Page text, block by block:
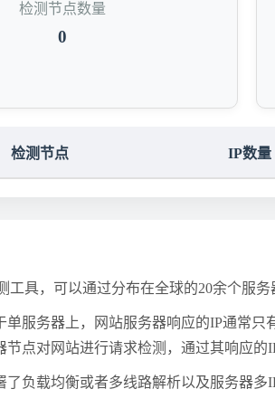
检测节点数量
0
检测节点 IP数量
工具，可以通过分布在全球的20余个服
单服务器上，网站服务器响应的IP通常
节点对网站进行请求检测，通过其响应的
了负载均衡或者多线路解析以及服务器